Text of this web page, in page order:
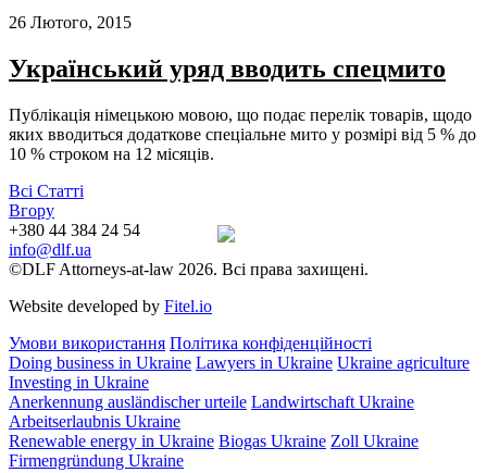
26 Лютого, 2015
Український уряд вводить спецмито
Публікація німецькою мовою, що подає перелік товарів, щодо
яких вводиться додаткове спеціальне мито у розмірі від 5 % до
10 % строком на 12 місяців.
Всі Статті
Вгору
+380 44 384 24 54
info@dlf.ua
©DLF Attorneys-at-law 2026. Всі права захищені.
Website developed by Fitel.io
Умови використання Політика конфіденційності
Doing business in Ukraine Lawyers in Ukraine Ukraine agriculture
Investing in Ukraine
Anerkennung ausländischer urteile Landwirtschaft Ukraine
Arbeitserlaubnis Ukraine
Renewable energy in Ukraine Biogas Ukraine Zoll Ukraine
Firmengründung Ukraine